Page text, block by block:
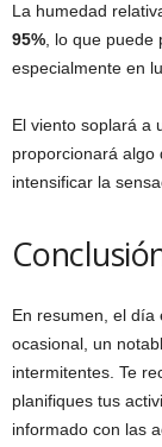
La humedad
95%, lo que puede
especialmente en
El viento soplará a
proporcionará algo
intensificar la
En resumen, el día
ocasional, un
intermitentes. Te
planifiques tus
informado con las